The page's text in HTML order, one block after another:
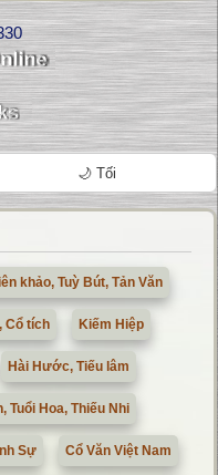
🌙 Tối
khảo, Tuỳ Bút, Tản Văn
Cổ tích Kiếm Hiệp
Hài Hước, Tiếu lâm
Tuổi Hoa, Thiếu Nhi
Sự Cổ Văn Việt Nam